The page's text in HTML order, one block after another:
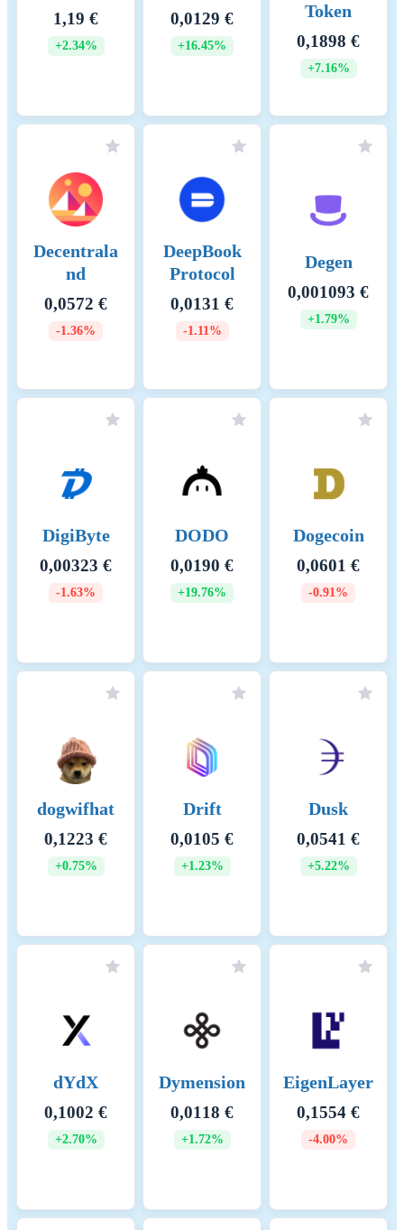
1,19 €
+2.34%
0,0129 €
+16.45%
Token
0,1898 €
+7.16%
Decentrala
nd
0,0572 €
-1.36%
DeepBook
Protocol
0,0131 €
-1.11%
Degen
0,001093 €
+1.79%
DigiByte
0,00323 €
-1.63%
DODO
0,0190 €
+19.76%
Dogecoin
0,0601 €
-0.91%
dogwifhat
0,1223 €
+0.75%
Drift
0,0105 €
+1.23%
Dusk
0,0541 €
+5.22%
dYdX
0,1002 €
+2.70%
Dymension
0,0118 €
+1.72%
EigenLayer
0,1554 €
-4.00%